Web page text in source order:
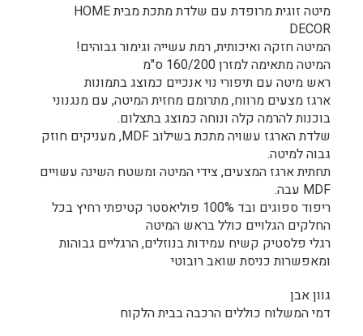
מיטה זוגית מרופדת עם שלדת מתכת מבית HOME
DECOR
המיטה חזקה ואיכותית, רמת עשייה וגימור גבוהים!
המיטה מתאימה למזרן 160/200 ס"מ
ראש מיטה עם תיפורי נוי אנכיים כמוצג בתמונות
ארגז מצעים מרווח, מתרומם מחזית המיטה, עם מנגנוני
בוכנות להרמה קלה ונוחה כמוצג בתצלום.
שלדת הארגז עשויה מתכת בשילוב MDF, מעניקים חוזק
גבוה למיטה.
תחתית ארגז המצעים, צידי המיטה ומשטח השינה עשויים
MDF עבה.
ריפוד ספוגים ובד 100% פוליאסטר קטיפתי רחיץ בכל
החלקים הגלויים כולל בראש המיטה
רגלי פלסטיק קשיח עמידות בנוזלים, הרגליים גבוהות
ומאפשרות כניסת שואב רובוטי
גוון אבן
דמי המשלוח כוללים הרכבה בבית הלקוח